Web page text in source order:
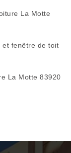
La Motte
et fenêtre de toit
La Motte 83920